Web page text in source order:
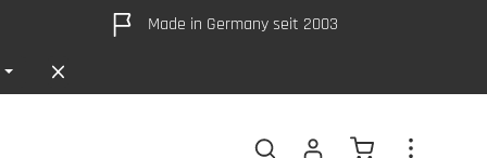
Made in Germany seit 2003
Warenkorb